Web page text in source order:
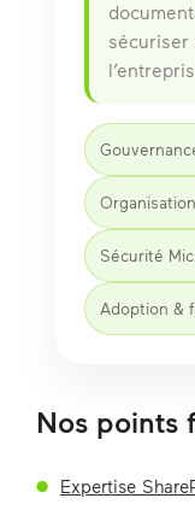
sécuriser
Sécurité
Adoption &
Nos points
Expertise